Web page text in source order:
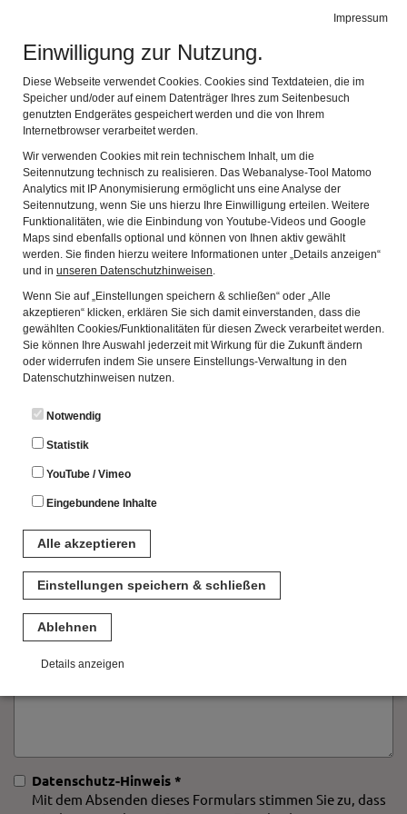
Impressum
Einwilligung zur Nutzung.
Diese Webseite verwendet Cookies. Cookies sind Textdateien, die im
Speicher und/oder auf einem Datenträger Ihres zum Seitenbesuch
genutzten Endgerätes gespeichert werden und die von Ihrem
Internetbrowser verarbeitet werden.
Wir verwenden Cookies mit rein technischem Inhalt, um die
Seitennutzung technisch zu realisieren. Das Webanalyse-Tool Matomo
Analytics mit IP Anonymisierung ermöglicht uns eine Analyse der
Seitennutzung, wenn Sie uns hierzu Ihre Einwilligung erteilen. Weitere
Funktionalitäten, wie die Einbindung von Youtube-Videos und Google
Maps sind ebenfalls optional und können von Ihnen aktiv gewählt
werden. Sie finden hierzu weitere Informationen unter „Details anzeigen“
und in unseren Datenschutzhinweisen.
Wenn Sie auf „Einstellungen speichern & schließen“ oder „Alle
akzeptieren“ klicken, erklären Sie sich damit einverstanden, dass die
gewählten Cookies/Funktionalitäten für diesen Zweck verarbeitet werden.
Sie können Ihre Auswahl jederzeit mit Wirkung für die Zukunft ändern
oder widerrufen indem Sie unsere Einstellungs-Verwaltung in den
Datenschutzhinweisen nutzen.
Notwendig
Statistik
YouTube / Vimeo
Eingebundene Inhalte
Alle akzeptieren
Einstellungen speichern & schließen
Ablehnen
Details anzeigen
Notwendig
Lediglich eine anonyme Session-ID wird hinterlegt.
Statistik
KONTAKT
Die mit einem * gekennzeichten Felder sind
Pflichtfelder und müssen ausgefüllt werden.
Vorname
Name *
ORT
E-Mail *
Ihre Nachricht *
Datenschutz-Hinweis *
Mit dem Absenden dieses Formulars stimmen Sie zu, dass